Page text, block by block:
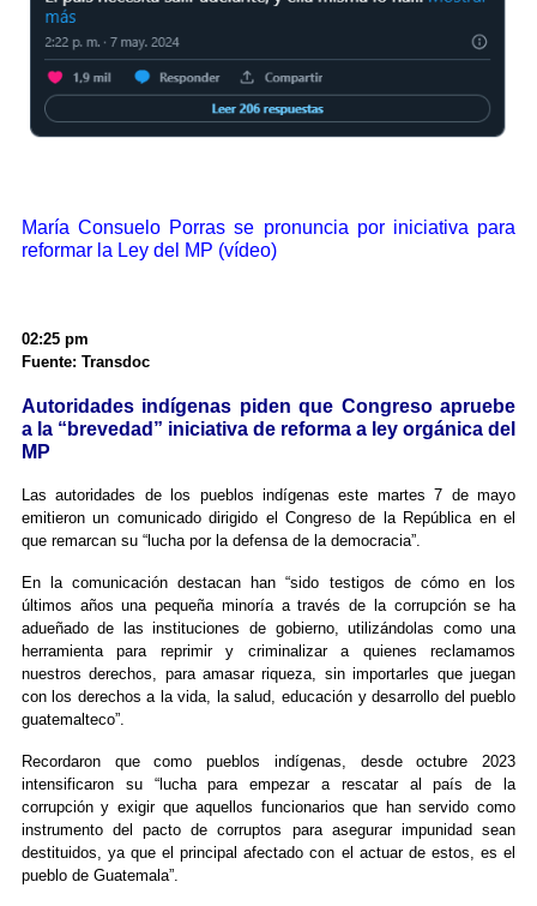
María Consuelo Porras se pronuncia por iniciativa para
reformar la Ley del MP (vídeo)
02:25 pm
Fuente: Transdoc
Autoridades indígenas piden que Congreso apruebe
a la “brevedad” iniciativa de reforma a ley orgánica del
MP
Las autoridades de los pueblos indígenas este martes 7 de mayo
emitieron un comunicado dirigido el Congreso de la República en el
que remarcan su “lucha por la defensa de la democracia”.
En la comunicación destacan han “sido testigos de cómo en los
últimos años una pequeña minoría a través de la corrupción se ha
adueñado de las instituciones de gobierno, utilizándolas como una
herramienta para reprimir y criminalizar a quienes reclamamos
nuestros derechos, para amasar riqueza, sin importarles que juegan
con los derechos a la vida, la salud, educación y desarrollo del pueblo
guatemalteco”.
Recordaron que como pueblos indígenas, desde octubre 2023
intensificaron su “lucha para empezar a rescatar al país de la
corrupción y exigir que aquellos funcionarios que han servido como
instrumento del pacto de corruptos para asegurar impunidad sean
destituidos, ya que el principal afectado con el actuar de estos, es el
pueblo de Guatemala”.